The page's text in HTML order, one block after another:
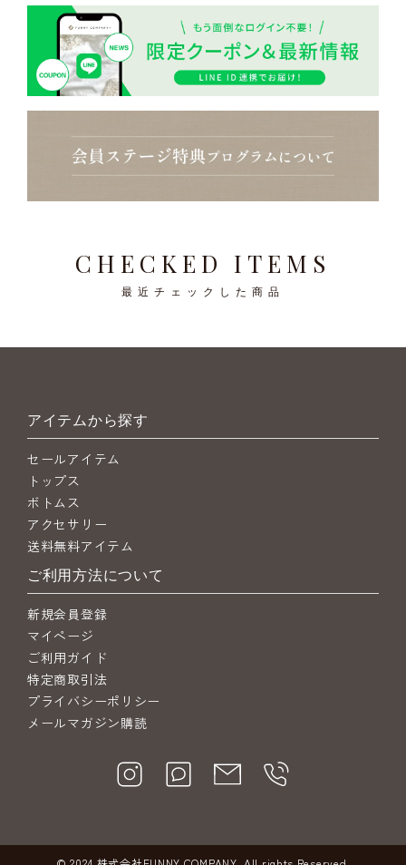
CHECKED ITEMS
最近チェックした商品
アイテムから探す
セールアイテム
トップス
ボトムス
アクセサリー
送料無料アイテム
ご利用方法について
新規会員登録
マイページ
ご利用ガイド
特定商取引法
プライバシーポリシー
メールマガジン購読